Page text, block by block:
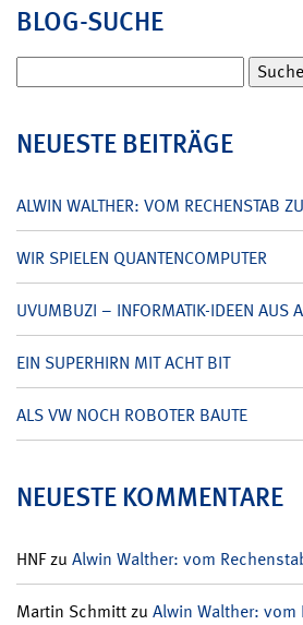
BLOG-SUCHE
nach:
NEUESTE BEITRÄGE
ALWIN WALTHER: VOM RECHENSTAB
WIR SPIELEN QUANTENCOMPUTER
UVUMBUZI – INFORMATIK-IDEEN AUS
EIN SUPERHIRN MIT ACHT BIT
ALS VW NOCH ROBOTER BAUTE
NEUESTE KOMMENTARE
HNFzu Alwin Walther: vom
Martin Schmittzu Alwin Walther: vom